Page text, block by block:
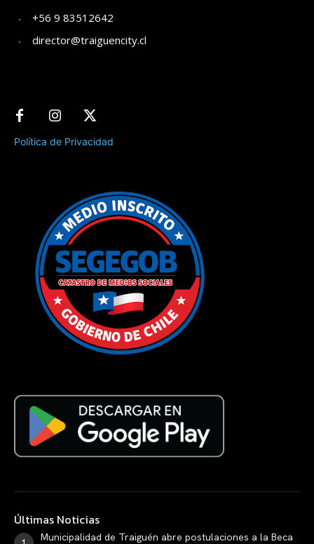
+56 9 83512642
director@traiguencity.cl
Política de Privacidad
Últimas Noticias
Municipalidad de Traiguén abre postulaciones a la Beca